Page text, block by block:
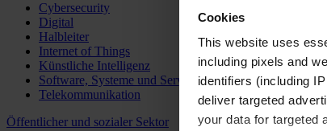
Cookies
This website uses
including pixels and
identifiers (including
deliver targeted
your data for targeted
Cybersecurity
Digital
Halbleiter
Internet of Things
Künstliche Intelligenz
Software, Systeme und Services
Telekommunikation
Öffentlicher und sozialer Sektor